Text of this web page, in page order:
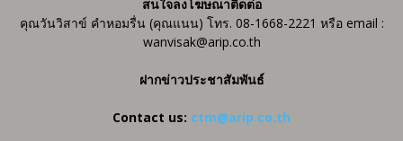
สนใจลงโฆษณาติดต่อ
คุณวันวิสาข์ คำหอมรื่น (คุณแนน) โทร. 08-1668-2221 หรือ email :
wanvisak@arip.co.th
ฝากข่าวประชาสัมพันธ์
Contact us: ctm@arip.co.th